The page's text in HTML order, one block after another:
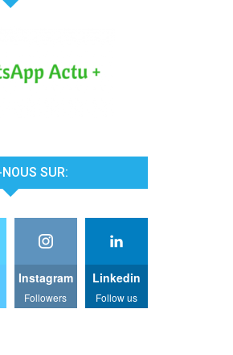
SUR:
Instagram
Followers
Linkedin
Follow us